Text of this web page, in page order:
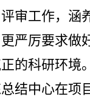
审工作，
严厉要求做
的科研环
结中心在